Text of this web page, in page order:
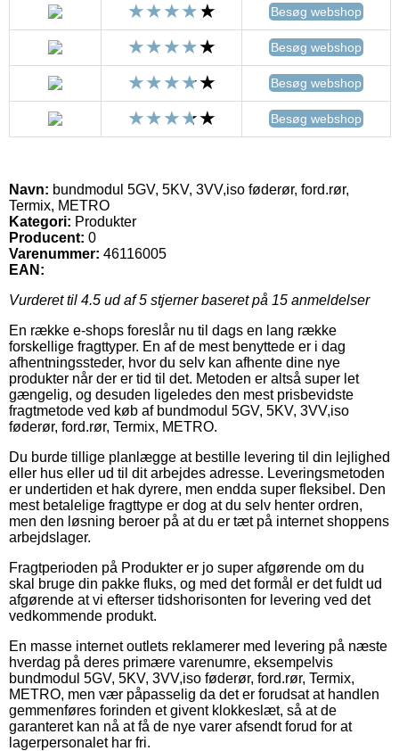
Besøg webshop
Besøg webshop
Besøg webshop
Besøg webshop
Navn: bundmodul 5GV, 5KV, 3VV,iso føderør, ford.rør,
Termix, METRO
Kategori: Produkter
Producent: 0
Varenummer: 46116005
EAN:
Vurderet til 4.5 ud af 5 stjerner baseret på 15 anmeldelser
En række e-shops foreslår nu til dags en lang række
forskellige fragttyper. En af de mest benyttede er i dag
afhentningssteder, hvor du selv kan afhente dine nye
produkter når der er tid til det. Metoden er altså super let
gængelig, og desuden ligeledes den mest prisbevidste
fragtmetode ved køb af bundmodul 5GV, 5KV, 3VV,iso
føderør, ford.rør, Termix, METRO.
Du burde tillige planlægge at bestille levering til din lejlighed
eller hus eller ud til dit arbejdes adresse. Leveringsmetoden
er undertiden et hak dyrere, men endda super fleksibel. Den
mest betalelige fragttype er dog at du selv henter ordren,
men den løsning beroer på at du er tæt på internet shoppens
arbejdslager.
Fragtperioden på Produkter er jo super afgørende om du
skal bruge din pakke fluks, og med det formål er det fuldt ud
afgørende at vi efterser tidshorisonten for levering ved det
vedkommende produkt.
En masse internet outlets reklamerer med levering på næste
hverdag på deres primære varenumre, eksempelvis
bundmodul 5GV, 5KV, 3VV,iso føderør, ford.rør, Termix,
METRO, men vær påpasselig da det er forudsat at handlen
gemmenføres forinden et givent klokkeslæt, så at de
garanteret kan nå at få de nye varer afsendt forud for at
lagerpersonalet har fri.